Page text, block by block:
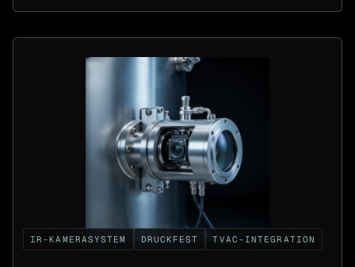
IR-KAMERASYSTEM DRUCKFEST TVAC-INTEGRATION